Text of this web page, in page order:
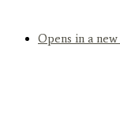
Opens in a